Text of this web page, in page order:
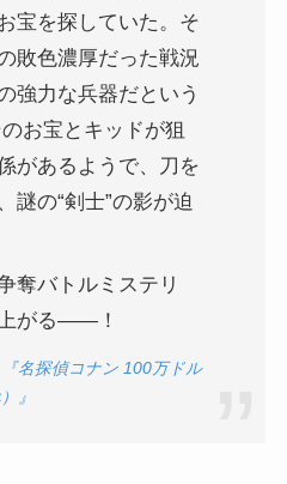
宝を探していた。そ
敗色濃厚だった戦況
強力な兵器だという
お宝とキッドが狙
があるようで、刀を
謎の“剣士”の影が迫
奪バトルミステリ
がる—―！
名探偵コナン 100万ドル
』